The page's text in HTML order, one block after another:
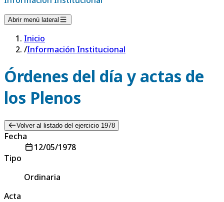
Abrir menú lateral
Inicio
/Información Institucional
Órdenes del día y actas de
los Plenos
Volver al listado del ejercicio 1978
Fecha
12/05/1978
Tipo
Ordinaria
Acta